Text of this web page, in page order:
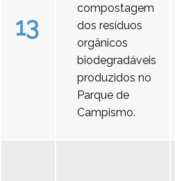
13
compostagem
dos resíduos
orgânicos
biodegradáveis
produzidos no
Parque de
Campismo.